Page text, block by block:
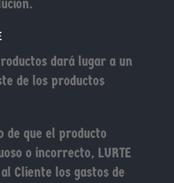
dará lugar a un
de los productos
de que el producto
o incorrecto, LURTE
Cliente los gastos de